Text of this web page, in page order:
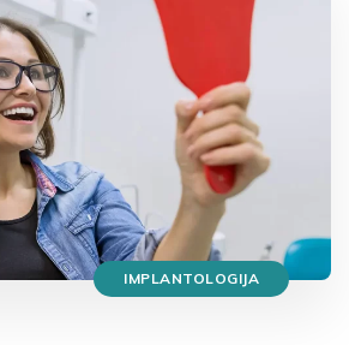
IMPLANTOLOGIJA